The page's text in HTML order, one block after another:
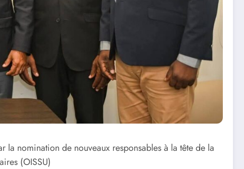
la nomination de nouveaux responsables à la tête de la
(OISSU)